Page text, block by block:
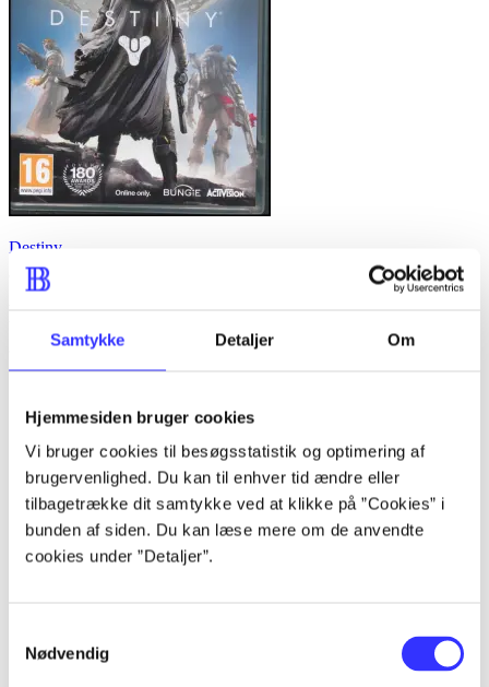
Samtykke Detaljer Om
Hjemmesiden bruger cookies
Vi bruger cookies til besøgsstatistik og optimering af
brugervenlighed. Du kan til enhver tid ændre eller
tilbagetrække dit samtykke ved at klikke på ”Cookies” i
bunden af siden. Du kan læse mere om de anvendte
cookies under ”Detaljer”.
Nødvendig
Destiny
d. 19. Nov. 2013
By
By
Thomas W Jensen
16, målgruppe fra 15 år. Sværhedsgrad kan